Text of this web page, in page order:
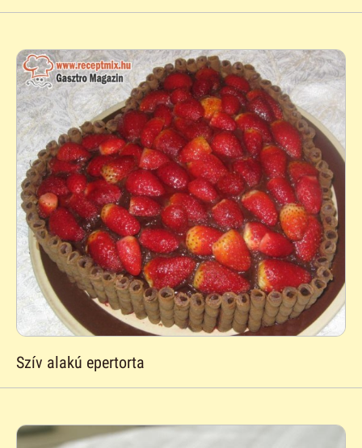
Szív alakú epertorta